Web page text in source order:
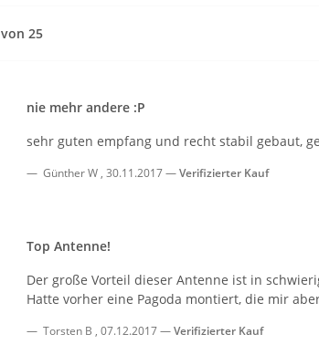
25
nie mehr andere :P
sehr guten empfang und recht stabil gebaut,
Günther W , 30.11.2017 Verifizierter Kauf
Top Antenne!
Der große Vorteil dieser Antenne ist in
Hatte vorher eine Pagoda montiert, die mir
Torsten B , 07.12.2017 Verifizierter Kauf